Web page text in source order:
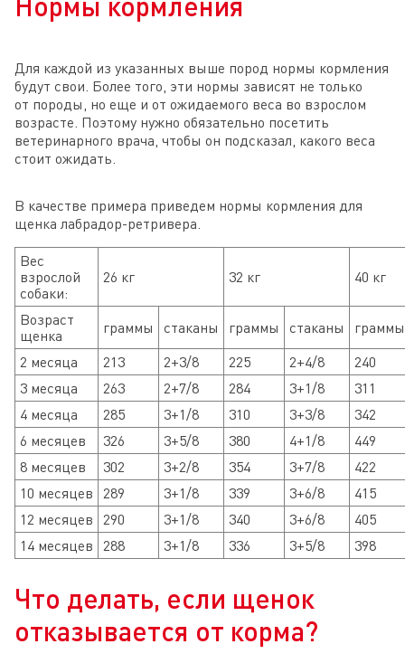
Для каждой из указанных выше пород нормы кормления
будут свои. Более того, эти нормы зависят не только
от породы, но еще и от ожидаемого веса во взрослом
возрасте. Поэтому нужно обязательно посетить
ветеринарного врача, чтобы он подсказал, какого веса
стоит ожидать.
В качестве примера приведем нормы кормления для
щенка лабрадор-ретривера.
Вес
взрослой
собаки:
26 кг 32 кг 40 кг
Возраст
щенка
граммы стаканы граммы стаканы
граммы
2 месяца
213 2+3/8 225 2+4/8
240
3 месяца
263 2+7/8 284 3+1/8
311
4 месяца
285 3+1/8 310 3+3/8
342
6 месяцев
326 3+5/8 380 4+1/8
449
8 месяцев
302 3+2/8 354 3+7/8
422
10 месяцев
289 3+1/8 339 3+6/8
415
12 месяцев
290 3+1/8 340 3+6/8
405
14 месяцев
288 3+1/8 336 3+5/8 398
Что делать, если щенок
отказывается от корма?